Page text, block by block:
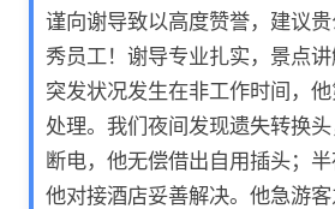
谨向谢导致以高度赞誉，建议
秀员工！谢导专业扎实，景点
突发状况发生在非工作时间，
处理。我们夜间发现遗失转换
断电，他无偿借出自用插头；半
他对接酒店妥善解决。他急游